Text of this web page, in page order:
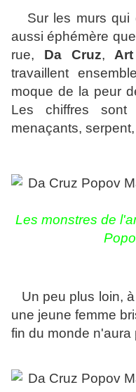
Sur les murs qui
aussi éphémère
rue, Da Cruz,
travaillent
moque de la peur
Les chiffres sont
menaçants,
Les monstres de
Un peu plus loin,
une jeune femme
fin du monde n'aura